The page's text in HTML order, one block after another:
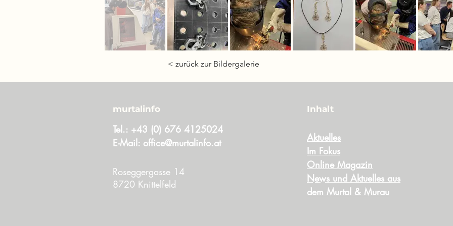
< zurück zur Bildergalerie
murtalinfo
Tel.: +43 (0) 676 4125024
E-Mail: office@murtalinfo.at
Roseggergasse 14
8720 Knittelfeld
Inhalt
Aktuelles
Im Fokus
Online Magazin
News und Aktuelles aus
dem Murtal & Murau